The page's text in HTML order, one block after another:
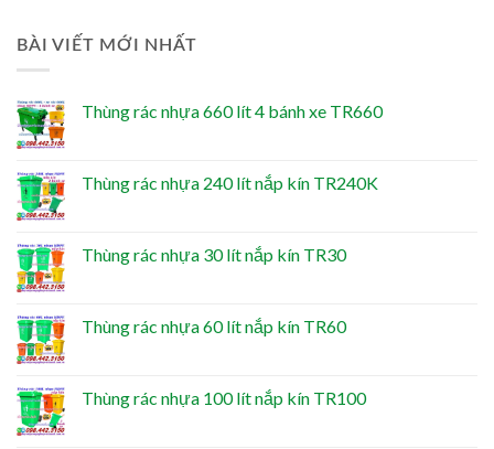
BÀI VIẾT MỚI NHẤT
Thùng rác nhựa 660 lít 4 bánh xe TR660
Thùng rác nhựa 240 lít nắp kín TR240K
Thùng rác nhựa 30 lít nắp kín TR30
Thùng rác nhựa 60 lít nắp kín TR60
Thùng rác nhựa 100 lít nắp kín TR100